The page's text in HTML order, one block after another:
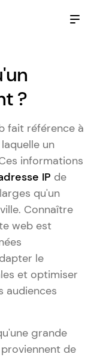
?
fait référence à
un
informations
IP de
qu'un
Connaître
web est
le
et optimiser
audiences
grande
de